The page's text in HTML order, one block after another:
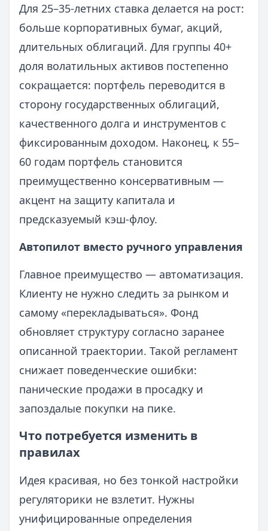
Для 25–35‑летних ставка делается на рост:
больше корпоративных бумаг, акций,
длительных облигаций. Для группы 40+
доля волатильных активов постепенно
сокращается: портфель переводится в
сторону государственных облигаций,
качественного долга и инструментов с
фиксированным доходом. Наконец, к 55–
60 годам портфель становится
преимущественно консервативным —
акцент на защиту капитала и
предсказуемый кэш‑флоу.
Автопилот вместо ручного управления
Главное преимущество — автоматизация.
Клиенту не нужно следить за рынком и
самому «перекладываться». Фонд
обновляет структуру согласно заранее
описанной траектории. Такой регламент
снижает поведенческие ошибки:
панические продажи в просадку и
запоздалые покупки на пике.
Что потребуется изменить в
правилах
Идея красивая, но без тонкой настройки
регуляторики не взлетит. Нужны
унифицированные определения